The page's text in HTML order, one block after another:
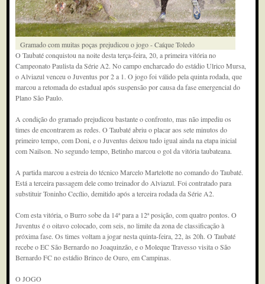
Gramado com muitas poças prejudicou o jogo - Caíque Toledo
O Taubaté conquistou na noite desta terça-feira, 20, a primeira vitória no
Campeonato Paulista da Série A2. No campo encharcado do estádio Ulrico Mursa,
o Alviazul venceu o Juventus por 2 a 1. O jogo foi válido pela quinta rodada, que
marcou a retomada do estadual após suspensão por causa da fase emergencial do
Plano São Paulo.
A condição do gramado prejudicou bastante o confronto, mas não impediu os
times de encontrarem as redes. O Taubaté abriu o placar aos sete minutos do
primeiro tempo, com Doni, e o Juventus deixou tudo igual ainda na etapa inicial
com Nailson. No segundo tempo, Betinho marcou o gol da vitória taubateana.
A partida marcou a estreia do técnico Marcelo Martelotte no comando do Taubaté.
Está a terceira passagem dele como treinador do Alviazul. Foi contratado para
substituir Toninho Cecílio, demitido após a terceira rodada da Série A2.
Com esta vitória, o Burro sobe da 14ª para a 12ª posição, com quatro pontos. O
Juventus é o oitavo colocado, com seis, no limite da zona de classificação à
próxima fase. Os times voltam a jogar nesta quinta-feira, 22, às 20h. O Taubaté
recebe o EC São Bernardo no Joaquinzão, e o Moleque Travesso visita o São
Bernardo FC no estádio Brinco de Ouro, em Campinas.
O JOGO